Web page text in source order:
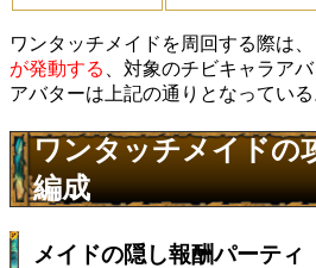
ワンタッチメイドを周回する際は、
が発動する
、対象のチビキャラア
アバターは上記の通りとなっている
ワンタッチメイドの
編成
メイドの隠し報酬パーティ